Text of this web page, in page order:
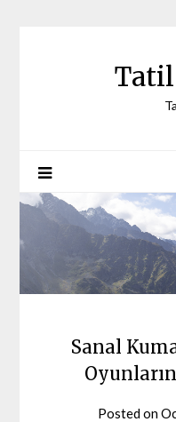
Tatil
Sanal
Posted on